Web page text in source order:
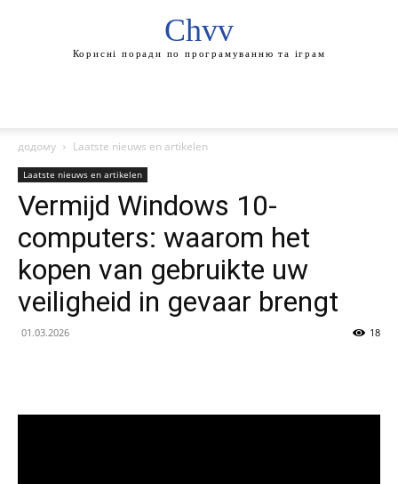
Chvv
Корисні поради по програмуванню та іграм
додому Laatste nieuws en artikelen
Laatste nieuws en artikelen
Vermijd Windows 10-
computers: waarom het
kopen van gebruikte uw
veiligheid in gevaar brengt
01.03.2026 18